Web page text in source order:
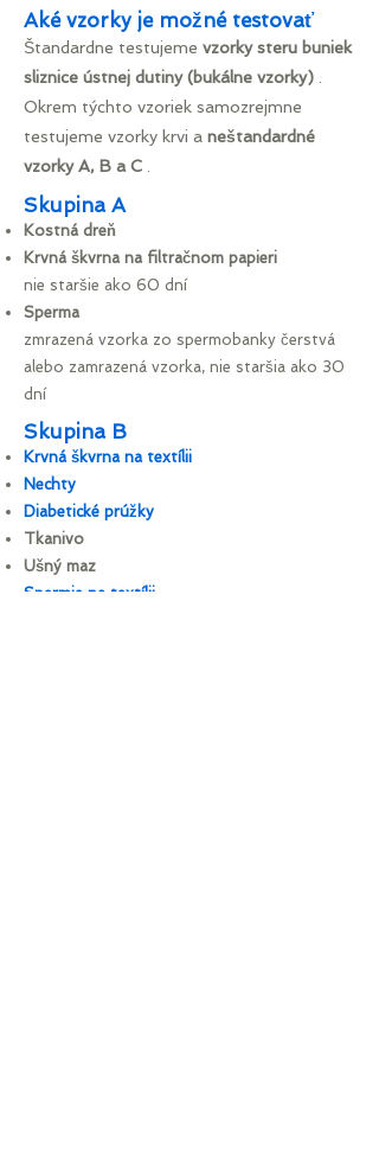
Aké vzorky je možné testovať
Štandardne testujeme vzorky steru buniek
sliznice ústnej dutiny (bukálne vzorky)
Okrem týchto vzoriek samozrejmne
testujeme vzorky krvi a neštandardné
vzorky A, B a C
Skupina A
Kostná dreň
Krvná škvrna na filtračnom papieri
nie staršie ako 60 dní
Sperma
zmrazená vzorka zo spermobanky čerstvá
alebo zamrazená vzorka, nie staršia ako 30
dní
Skupina B
Krvná škvrna na textílii
Nechty
Diabetické prúžky
Tkanivo
Ušný maz
Spermie na textílii